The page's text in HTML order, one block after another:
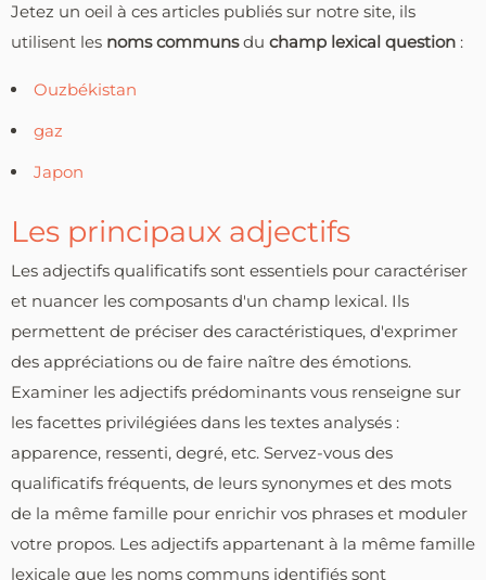
Jetez un oeil à ces articles publiés sur notre site, ils
utilisent les noms communsdu champ lexical question :
Ouzbékistan
gaz
Japon
Les principaux adjectifs
Les adjectifs qualificatifs sont essentiels pour caractériser
et nuancer les composants d'un champ lexical. Ils
permettent de préciser des caractéristiques, d'exprimer
des appréciations ou de faire naître des émotions.
Examiner les adjectifs prédominants vous renseigne sur
les facettes privilégiées dans les textes analysés :
apparence, ressenti, degré, etc. Servez-vous des
qualificatifs fréquents, de leurs synonymes et des mots
de la même famille pour enrichir vos phrases et moduler
votre propos. Les adjectifs appartenant à la même famille
lexicale que les noms communs identifiés sont